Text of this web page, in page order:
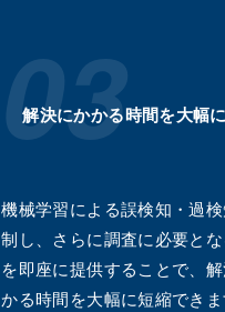
解決にかかる時間を大幅
機械学習による誤検知・過
制し、さらに調査に必要と
を即座に提供することで、
かる時間を大幅に短縮できま